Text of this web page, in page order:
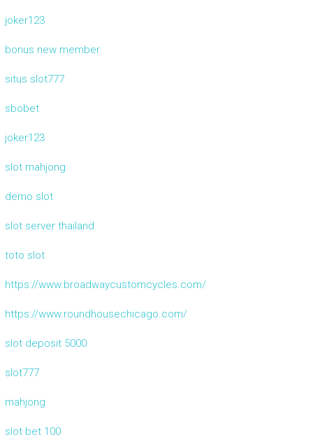
joker123
bonus new member
situs slot777
sbobet
joker123
slot mahjong
demo slot
slot server thailand
toto slot
https://www.broadwaycustomcycles.com/
https://www.roundhousechicago.com/
slot deposit 5000
slot777
mahjong
slot bet 100